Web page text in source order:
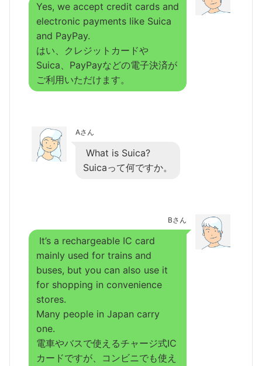
Yes, we accept credit cards and
electronic payments like Suica
and PayPay.
はい、クレジットカードや
Suica、PayPayなどの電子決済が
ご利用いただけます。
Aさん
What is Suica?
Suicaって何ですか。
Bさん
It’s a rechargeable IC card
mainly used for trains and
buses, but you can also use it
for shopping in convenience
stores.
Many people in Japan carry
one.
電車やバスで使えるチャージ式IC
カードですが、コンビニでも使え